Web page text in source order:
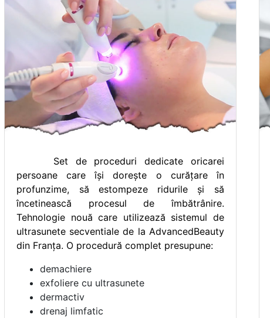
Set de proceduri dedicate oricarei
persoane care își dorește o curățare în
profunzime, să estompeze ridurile și să
încetinească procesul de îmbătrânire.
Tehnologie nouă care utilizează sistemul de
ultrasunete secventiale de la AdvancedBeauty
din Franța. O procedură complet presupune:
demachiere
exfoliere cu ultrasunete
dermactiv
drenaj limfatic